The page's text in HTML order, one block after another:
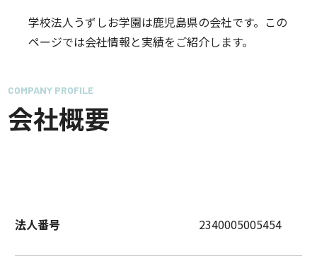
学校法人うずしお学園は鹿児島県の会社です。この
ページでは会社情報と実績をご紹介します。
COMPANY PROFILE
会社概要
法人番号 2340005005454